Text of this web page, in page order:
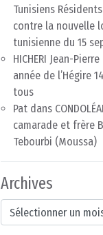
Tunisiens
contre la nouvelle
tunisienne du 15
HICHERI Jean-Pierre
année de l’Hégire
tous
Pat dans
camarade et frère
Tebourbi (Moussa)
Archives
Archives